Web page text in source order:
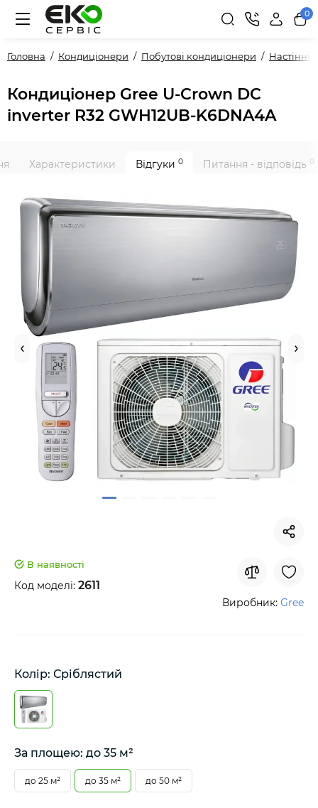
0
Головна Кондиціонери Побутові кондиціонери Настінні
Кондиціонер Gree U-Crown DC
inverter R32 GWH12UB-K6DNA4A
Характеристики Відгуки 0 Питання - відповідь 0
В наявності
Код моделі: 2611
Виробник: Gree
Колір: Сріблястий
За площею: до 35 м²
до 25 м² до 35 м² до 50 м²